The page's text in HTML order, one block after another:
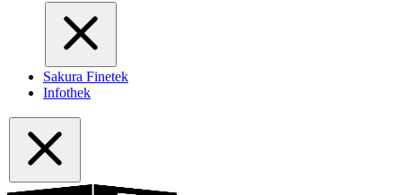
Sakura Finetek
Infothek